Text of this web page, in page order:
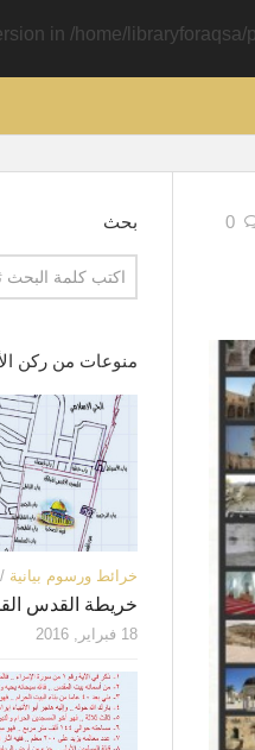
in /home/
0 بحث
منوعات من ركن
خرائط ورسوم بيانية /
خريطة القدس
18 فبراير, 2016